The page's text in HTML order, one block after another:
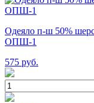
Одеяло п-ш 50%
ОПШ-1
575 руб.